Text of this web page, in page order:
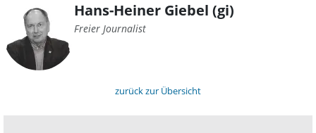
Hans-Heiner Giebel (gi)
Freier Journalist
zurück zur Übersicht